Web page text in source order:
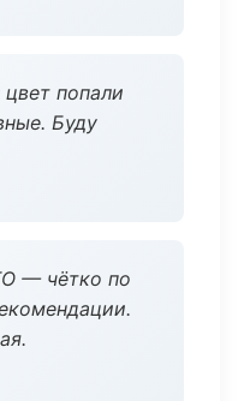
попали
Буду
— чётко по